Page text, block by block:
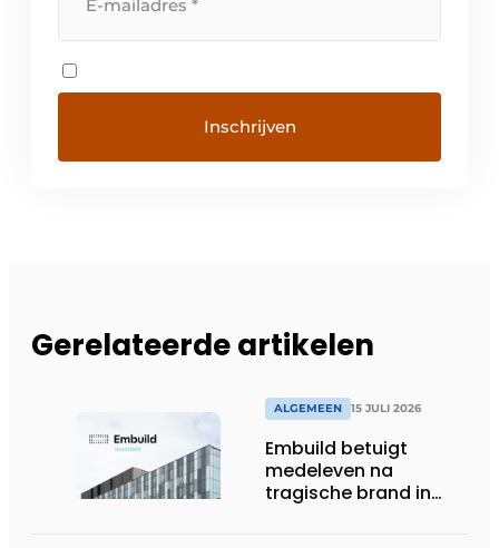
Gerelateerde artikelen
ALGEMEEN 15 JULI 2026
Embuild betuigt
medeleven na
tragische brand in